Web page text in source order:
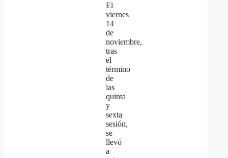
El
viernes
14
de
noviembre,
tras
el
término
de
las
quinta
y
sexta
sesión,
se
llevó
a